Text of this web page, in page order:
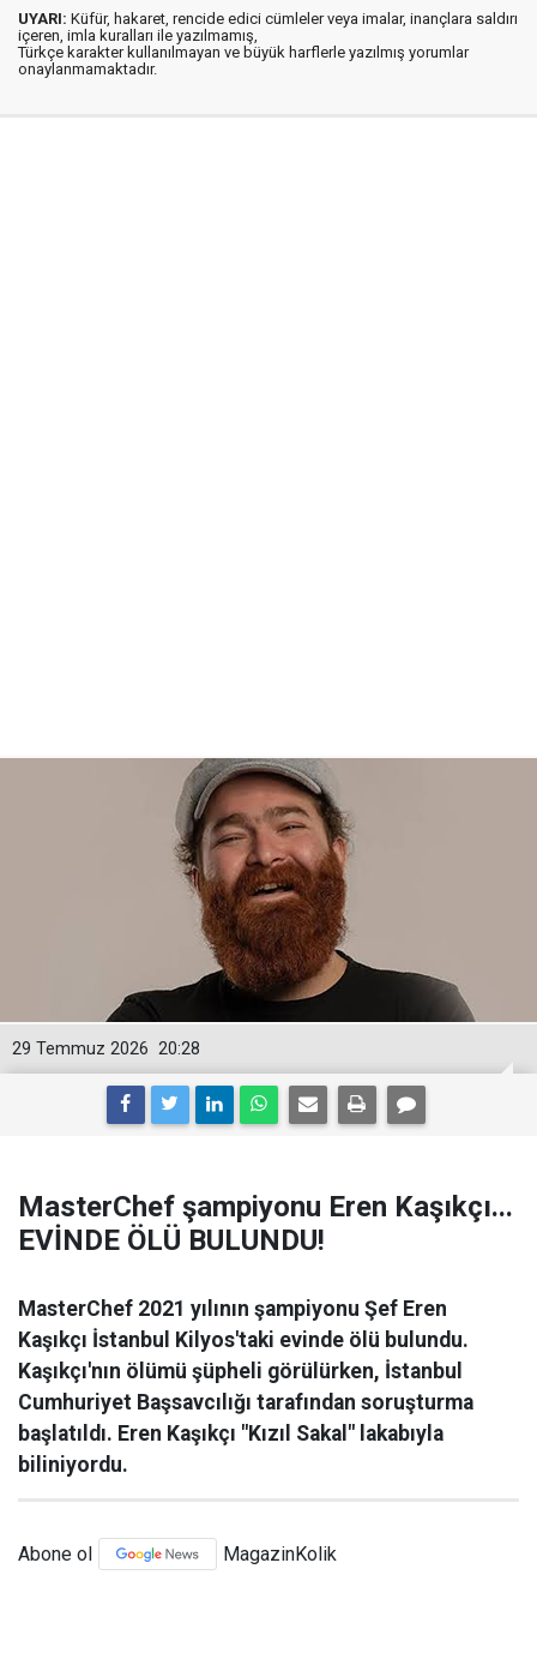
UYARI: Küfür, hakaret, rencide edici cümleler veya imalar, inançlara saldırı
içeren, imla kuralları ile yazılmamış,
Türkçe karakter kullanılmayan ve büyük harflerle yazılmış yorumlar
onaylanmamaktadır.
20:28
29 Temmuz 2026
MasterChef şampiyonu Eren Kaşıkçı...
EVİNDE ÖLÜ BULUNDU!
MasterChef 2021 yılının şampiyonu Şef Eren
Kaşıkçı İstanbul Kilyos'taki evinde ölü bulundu.
Kaşıkçı'nın ölümü şüpheli görülürken, İstanbul
Cumhuriyet Başsavcılığı tarafından soruşturma
başlatıldı. Eren Kaşıkçı "Kızıl Sakal" lakabıyla
biliniyordu.
Abone ol MagazinKolik